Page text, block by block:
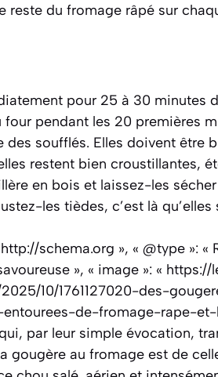
reste du fromage râpé sur
pour 25 à 30 minutes
pendant les 20 premières
des soufflés. Elles doivent être
restent bien croustillantes,
en bois et laissez-les
les tièdes, c’est là qu’elles
schema.org », « @type »:
», « image »: «
10/1761127020-des-
de-fromage-rape-et-
par leur simple évocation,
gougère au fromage est de